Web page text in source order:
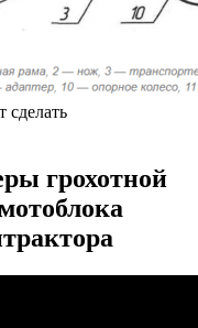
сделать
грохотной